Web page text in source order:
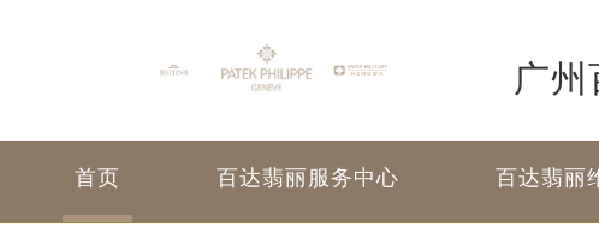
广
首页 百达翡丽服务中心 百达翡丽